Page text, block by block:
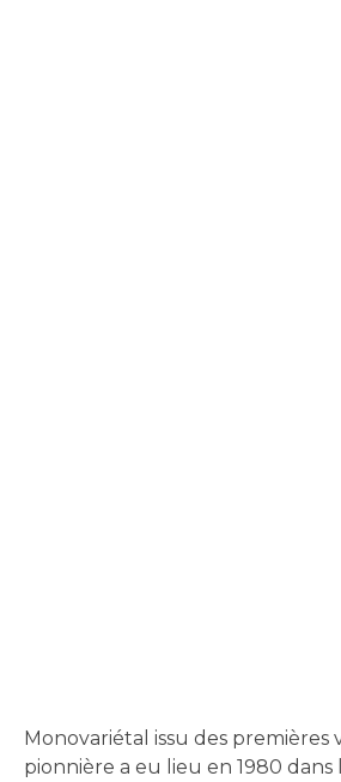
of
the
Monovariétal issu des
pionnière a eu lieu en 1980 dans